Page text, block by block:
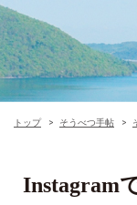
トップ そうべつ手帖
Instagram